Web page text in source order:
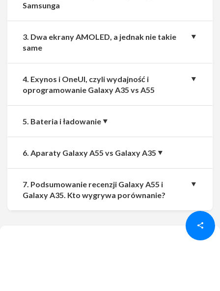
Udostępnij Udostępnij
Samsunga
3. Dwa ekrany AMOLED, a jednak nie takie
same
4. Exynos i OneUI, czyli wydajność i
oprogramowanie Galaxy A35 vs A55
5. Bateria i ładowanie
6. Aparaty Galaxy A55 vs Galaxy A35
7. Podsumowanie recenzji Galaxy A55 i
Galaxy A35. Kto wygrywa porównanie?